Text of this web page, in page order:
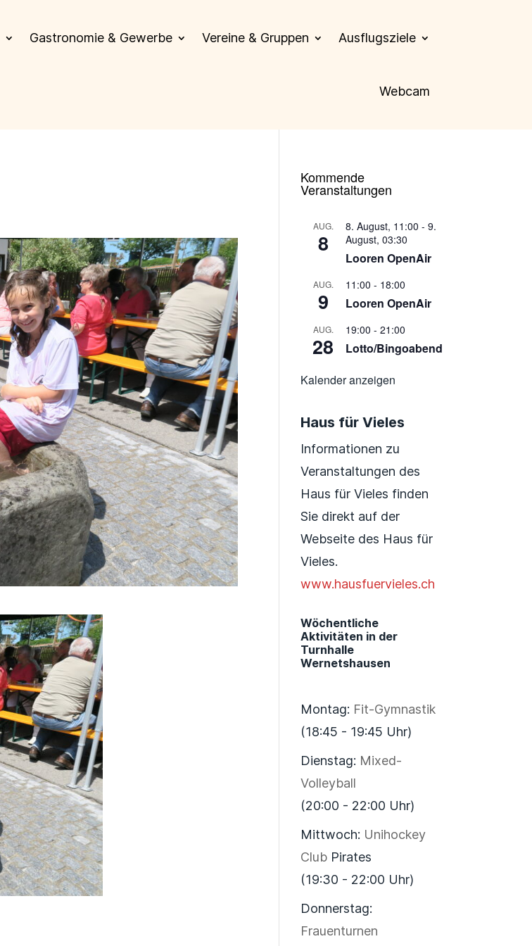
Gastronomie & Gewerbe Vereine & Gruppen Ausflugsziele
Webcam
Kommende
Veranstaltungen
AUG.
8
8. August, 11:00 -9.
August, 03:30
Looren OpenAir
AUG.
9
11:00 - 18:00
Looren OpenAir
AUG.
28
19:00 -21:00
Lotto/Bingoabend
Kalender anzeigen
Haus für Vieles
Informationen zu
Veranstaltungen des
Haus für Vieles finden
Sie direkt auf der
Webseite des Haus für
Vieles.
www.hausfuervieles.ch
Wöchentliche
Aktivitäten in der
Turnhalle
Wernetshausen
Montag: Fit-Gymnastik
(18:45 - 19:45 Uhr)
Dienstag: Mixed-
Volleyball
(20:00 - 22:00 Uhr)
Mittwoch: Unihockey
Club Pirates
(19:30 - 22:00 Uhr)
Donnerstag:
Frauenturnen